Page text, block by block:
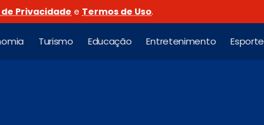
Privacidade e Termos de Uso.
Turismo Educação Entretenimento Esporte